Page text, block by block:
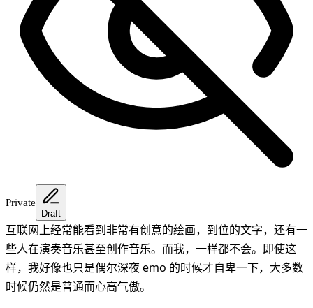
Private
Draft
互联网上经常能看到非常有创意的绘画，到位的文字，还有一
些人在演奏音乐甚至创作音乐。而我，一样都不会。即使这
样，我好像也只是偶尔深夜 emo 的时候才自卑一下，大多数
时候仍然是普通而心高气傲。